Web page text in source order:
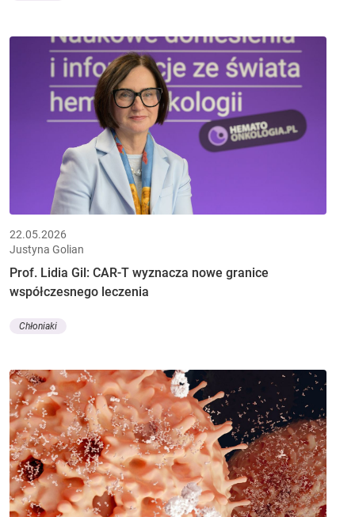
22.05.2026
Justyna Golian
Prof. Lidia Gil: CAR-T wyznacza nowe granice
współczesnego leczenia
Chłoniaki